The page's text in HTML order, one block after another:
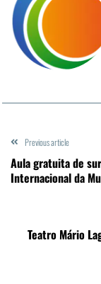
Previous article
Aula gratuita de
Internacional da
Teatro Mário